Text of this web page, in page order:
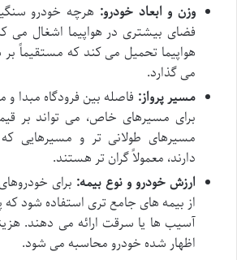
وزن و ابعاد خودرو: هرچه خودرو
فضای بیشتری در هواپیما اشغال می
هواپیما تحمیل می کند که مستقیماً
می گذارد.
مسیر پرواز: فاصله بین فرودگاه مبدا
برای مسیرهای خاص، می تواند بر
مسیرهای طولانی تر و مسیرهایی که
دارند، معمولاً گران تر هستند.
ارزش خودرو و نوع بیمه: برای
از بیمه های جامع تری استفاده شود
آسیب ها یا سرقت ارائه می دهند.
اظهار شده خودرو محاسبه می شود.